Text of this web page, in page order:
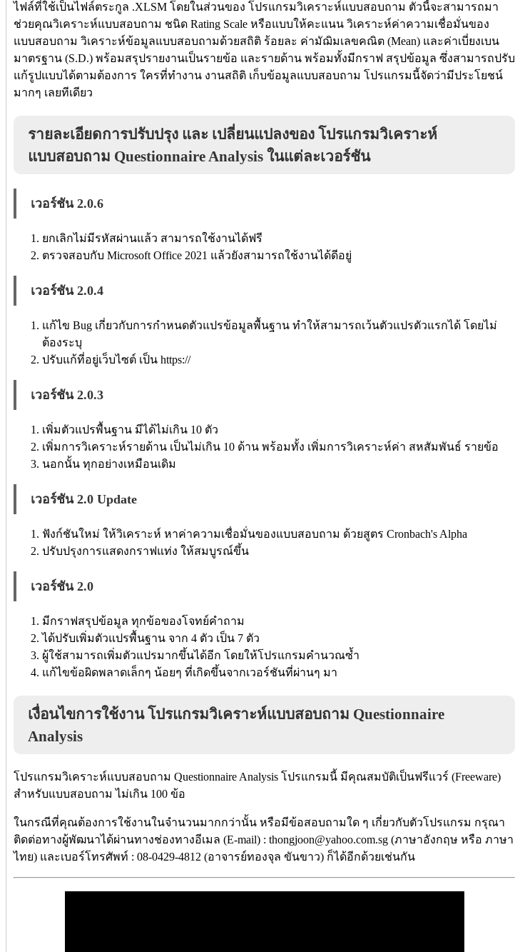
ไฟล์ที่ใช้เป็นไฟล์ตระกูล .XLSM โดยในส่วนของ โปรแกรมวิเคราะห์แบบสอบถาม ตัวนี้จะสามารถมา
ช่วยคุณวิเคราะห์แบบสอบถาม ชนิด Rating Scale หรือแบบให้คะแนน วิเคราะห์ค่าความเชื่อมั่นของ
แบบสอบถาม วิเคราะห์ข้อมูลแบบสอบถามด้วยสถิติ ร้อยละ ค่ามัฌิมเลขคณิต (Mean) และค่าเบี่ยงเบน
มาตรฐาน (S.D.) พร้อมสรุปรายงานเป็นรายข้อ และรายด้าน พร้อมทั้งมีกราฟ สรุปข้อมูล ซึ่งสามารถปรับ
แก้รูปแบบได้ตามต้องการ ใครที่ทำงาน งานสถิติ เก็บข้อมูลแบบสอบถาม โปรแกรมนี้จัดว่ามีประโยชน์
มากๆ เลยทีเดียว
รายละเอียดการปรับปรุง และ เปลี่ยนแปลงของ โปรแกรมวิเคราะห์
แบบสอบถาม Questionnaire Analysis ในแต่ละเวอร์ชัน
เวอร์ชัน 2.0.6
ยกเลิกไม่มีรหัสผ่านแล้ว สามารถใช้งานได้ฟรี
ตรวจสอบกับ Microsoft Office 2021 แล้วยังสามารถใช้งานได้ดีอยู่
เวอร์ชัน 2.0.4
แก้ไข Bug เกี่ยวกับการกำหนดตัวแปรข้อมูลพื้นฐาน ทำให้สามารถเว้นตัวแปรตัวแรกได้ โดยไม่
ต้องระบุ
ปรับแก้ที่อยู่เว็บไซต์ เป็น https://
เวอร์ชัน 2.0.3
เพิ่มตัวแปรพื้นฐาน มีได้ไม่เกิน 10 ตัว
เพิ่มการวิเคราะห์รายด้าน เป็นไม่เกิน 10 ด้าน พร้อมทั้ง เพิ่มการวิเคราะห์ค่า สหสัมพันธ์ รายข้อ
นอกนั้น ทุกอย่างเหมือนเดิม
เวอร์ชัน 2.0 Update
ฟังก์ชันใหม่ ให้วิเคราะห์ หาค่าความเชื่อมั่นของแบบสอบถาม ด้วยสูตร Cronbach's Alpha
ปรับปรุงการแสดงกราฟแท่ง ให้สมบูรณ์ขึ้น
เวอร์ชัน 2.0
มีกราฟสรุปข้อมูล ทุกข้อของโจทย์คำถาม
ได้ปรับเพิ่มตัวแปรพื้นฐาน จาก 4 ตัว เป็น 7 ตัว
ผู้ใช้สามารถเพิ่มตัวแปรมากขึ้นได้อีก โดยให้โปรแกรมคำนวณซ้ำ
แก้ไขข้อผิดพลาดเล็กๆ น้อยๆ ที่เกิดขึ้นจากเวอร์ชันที่ผ่านๆ มา
เงื่อนไขการใช้งาน โปรแกรมวิเคราะห์แบบสอบถาม Questionnaire
Analysis
โปรแกรมวิเคราะห์แบบสอบถาม Questionnaire Analysis โปรแกรมนี้ มีคุณสมบัติเป็นฟรีแวร์ (Freeware)
สำหรับแบบสอบถาม ไม่เกิน 100 ข้อ
ในกรณีที่คุณต้องการใช้งานในจำนวนมากกว่านั้น หรือมีข้อสอบถามใด ๆ เกี่ยวกับตัวโปรแกรม กรุณา
ติดต่อทางผู้พัฒนาได้ผ่านทางช่องทางอีเมล (E-mail) : thongjoon@yahoo.com.sg (ภาษาอังกฤษ หรือ ภาษา
ไทย) และเบอร์โทรศัพท์ : 08-0429-4812 (อาจารย์ทองจุล ขันขาว) ก็ได้อีกด้วยเช่นกัน